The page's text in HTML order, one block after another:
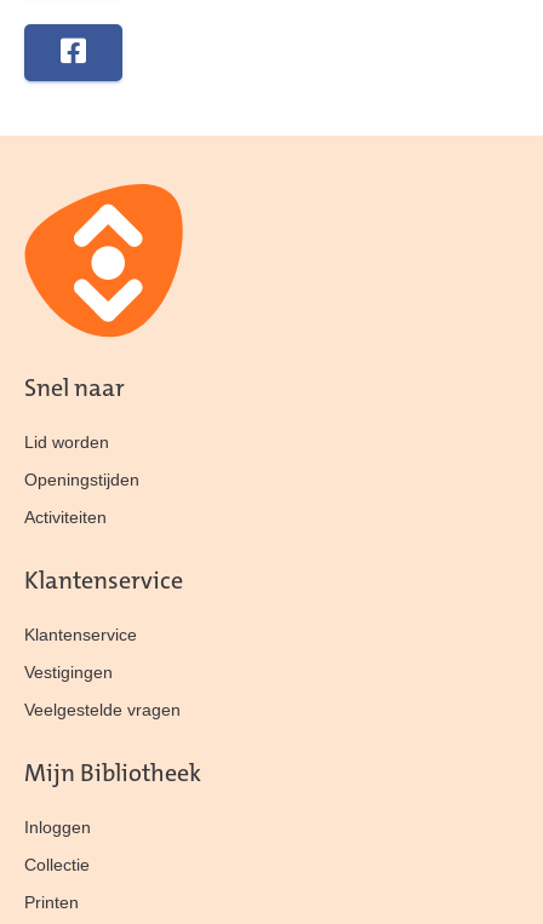
Snel naar
Lid worden
Openingstijden
Activiteiten
Klantenservice
Klantenservice
Vestigingen
Veelgestelde vragen
Mijn Bibliotheek
Inloggen
Collectie
Printen